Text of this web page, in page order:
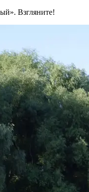
Взгляните!